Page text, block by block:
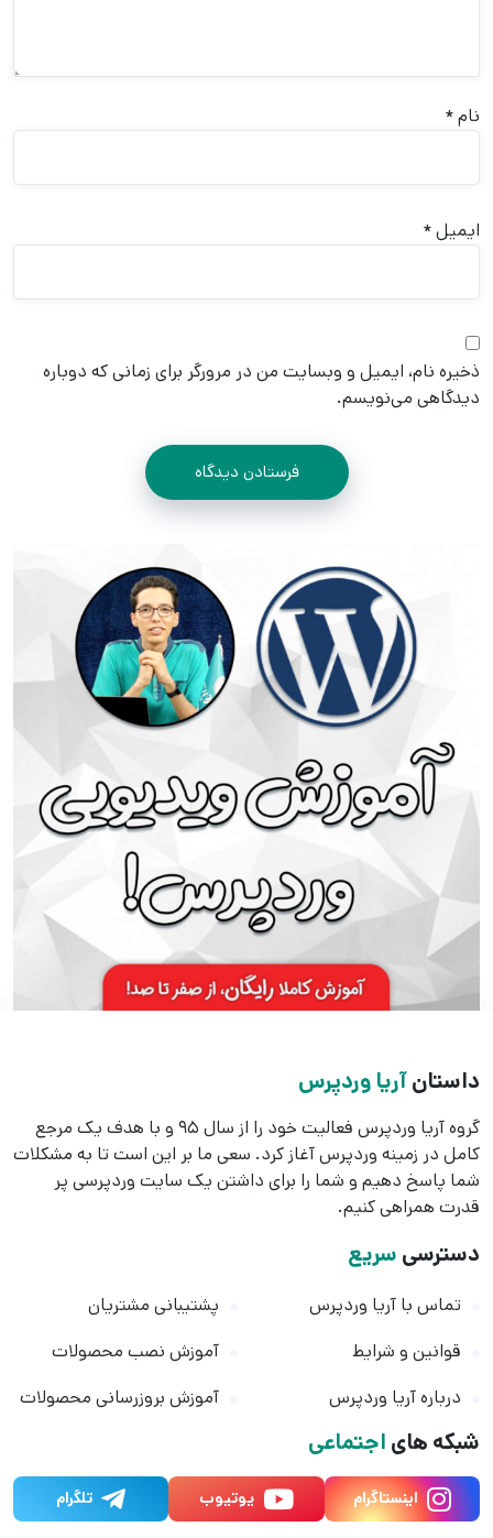
نام*
ایمیل*
ذخیره نام، ایمیل و وبسایت من در مرورگر برای زمانی که دوباره
دیدگاهی می‌نویسم.
داستانآریا وردپرس
گروه آریا وردپرس فعالیت خود را از سال 95 و با هدف یک مرجع
کامل در زمینه وردپرس آغاز کرد. سعی ما بر این است تا به مشکلات
شما پاسخ دهیم و شما را برای داشتن یک سایت وردپرسی پر
قدرت همراهی کنیم.
دسترسی سریع
تماس با آریا وردپرس
قوانین و شرایط
درباره آریا وردپرس
پشتیبانی مشتریان
آموزش نصب محصولات
آموزش بروزرسانی محصولات
شبکه های اجتماعی
اینستاگرام یوتیوب تلگرام